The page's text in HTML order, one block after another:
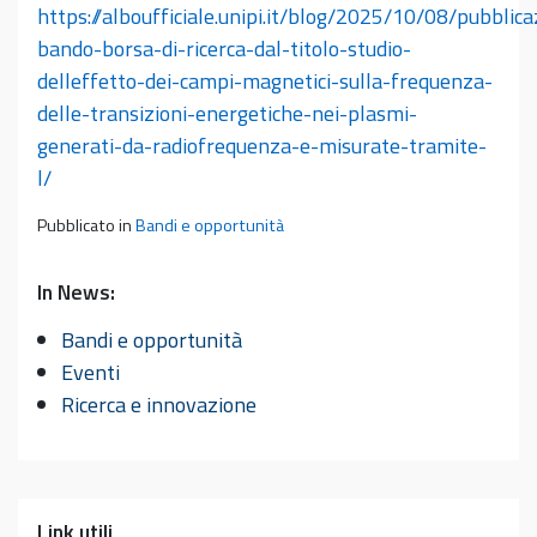
https://alboufficiale.unipi.it/blog/2025/10/08/
bando-borsa-di-ricerca-dal-titolo-studio-
delleffetto-dei-campi-magnetici-sulla-frequenza-
delle-transizioni-energetiche-nei-plasmi-
generati-da-radiofrequenza-e-misurate-tramite-
l/
Pubblicato inBandi e opportunità
In News:
Bandi e opportunità
Eventi
Ricerca e innovazione